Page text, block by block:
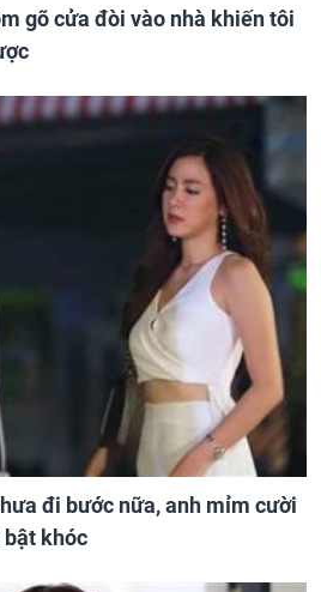
gõ cửa đòi vào nhà khiến tôi
đi bước nữa, anh mỉm cười
khóc